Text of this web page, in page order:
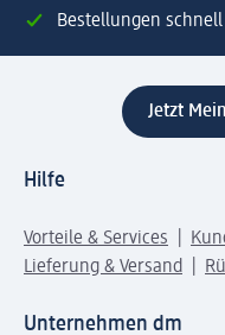
Bestellungen
Jetzt
Hilfe
Vorteile & Services
Lieferung & Versand
Unternehmen dm